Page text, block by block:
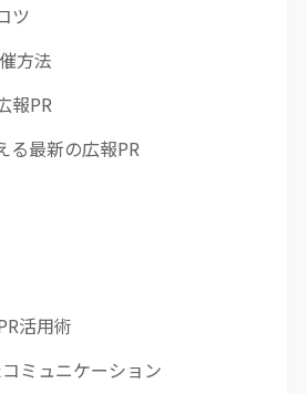
ツ
方法
報PR
る最新の広報PR
活用術
ミュニケーション